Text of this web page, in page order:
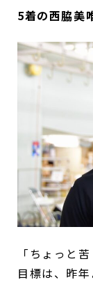
5着の西脇美
「ちょっと
目標は、昨